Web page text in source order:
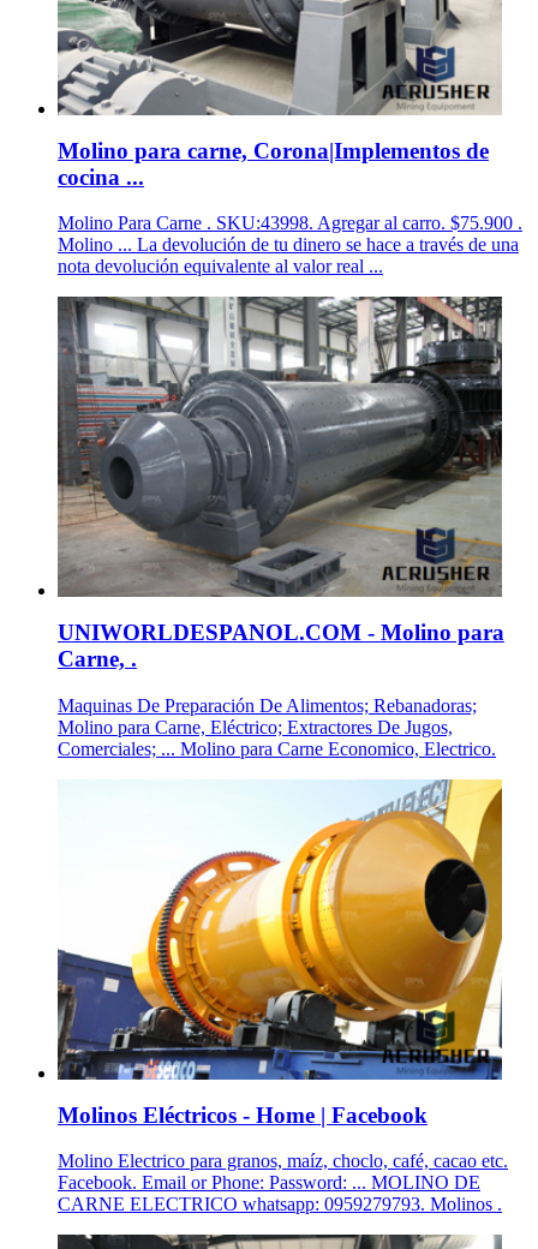
Molino para carne, Corona|Implementos de
cocina ...
Molino Para Carne . SKU:43998. Agregar al carro. $75.900 .
Molino ... La devolución de tu dinero se hace a través de una
nota devolución equivalente al valor real ...
UNIWORLDESPANOL.COM - Molino para
Carne, .
Maquinas De Preparación De Alimentos; Rebanadoras;
Molino para Carne, Eléctrico; Extractores De Jugos,
Comerciales; ... Molino para Carne Economico, Electrico.
Molinos Eléctricos - Home | Facebook
Molino Electrico para granos, maíz, choclo, café, cacao etc.
Facebook. Email or Phone: Password: ... MOLINO DE
CARNE ELECTRICO whatsapp: 0959279793. Molinos .